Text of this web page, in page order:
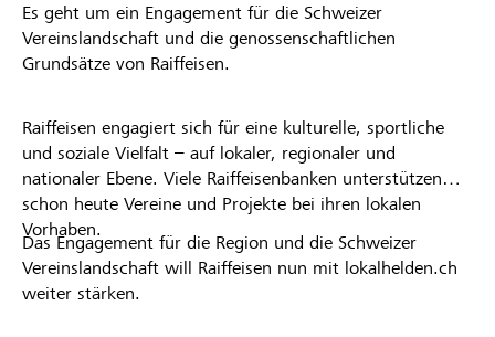
Es geht um ein Engagement für die Schweizer
Vereinslandschaft und die genossenschaftlichen
Grundsätze von Raiffeisen.
Raiffeisen engagiert sich für eine kulturelle, sportliche
und soziale Vielfalt – auf lokaler, regionaler und
nationaler Ebene. Viele Raiffeisenbanken unterstützen
schon heute Vereine und Projekte bei ihren lokalen
Vorhaben.
Das Engagement für die Region und die Schweizer
Vereinslandschaft will Raiffeisen nun mit lokalhelden.ch
weiter stärken.